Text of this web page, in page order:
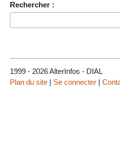
Rechercher :
1999 - 2026 AlterInfos - DIAL
Plan du site | Se connecter |